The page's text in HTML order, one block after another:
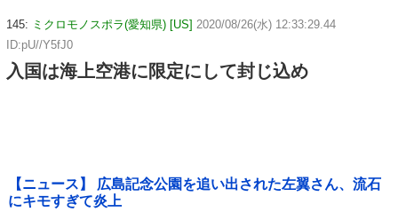
145: ミクロモノスポラ(愛知県) [US] 2020/08/26(水) 12:33:29.44
ID:pU//Y5fJ0
入国は海上空港に限定にして封じ込め
【ニュース】 広島記念公園を追い出された左翼さん、流石
にキモすぎて炎上